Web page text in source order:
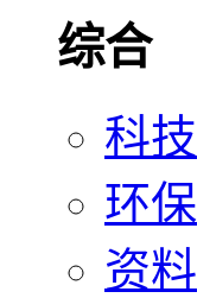
综合
科技
环保
资料